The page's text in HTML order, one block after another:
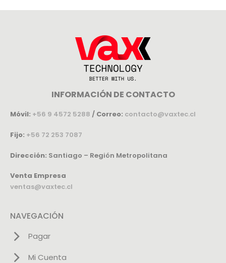
INFORMACIÓN DE CONTACTO
Móvil: +56 9 4572 5288 / Correo: contacto@vaxtec.cl
Fijo: +56 72 253 7087
Dirección: Santiago – Región Metropolitana
Venta Empresa
ventas@vaxtec.cl
NAVEGACIÓN
Pagar
Mi Cuenta